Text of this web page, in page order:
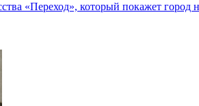
«Переход», который покажет город